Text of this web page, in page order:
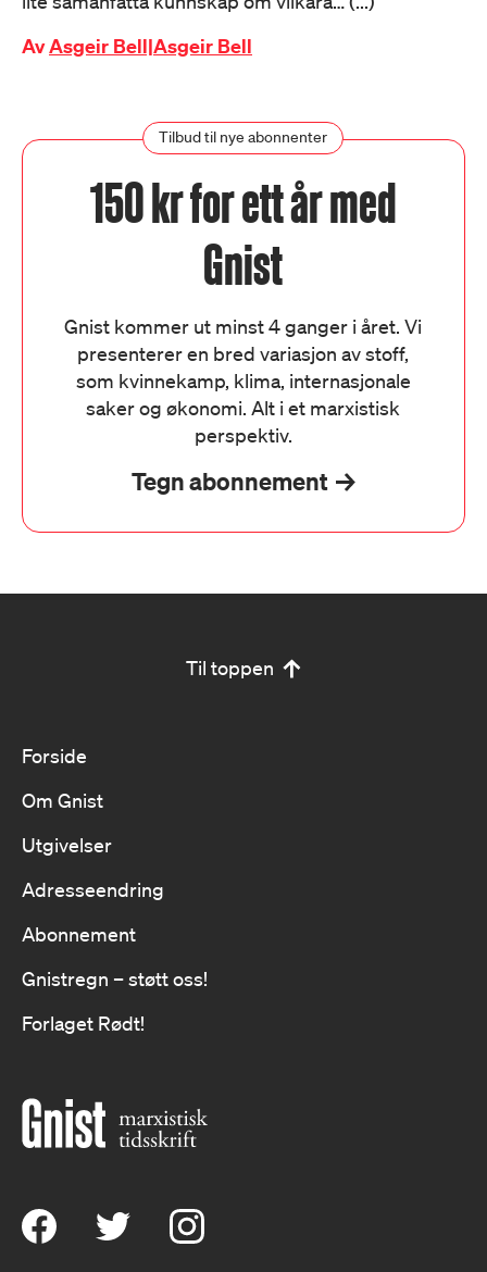
AvAsgeir Bell|Asgeir Bell
Tilbud til nye abonnenter
150 kr for ett år med
Gnist
Gnist kommer ut minst 4 ganger i året. Vi
presenterer en bred variasjon av stoff,
som kvinnekamp, klima, internasjonale
saker og økonomi. Alt i et marxistisk
perspektiv.
Tegn abonnement
Til toppen
Forside
Om Gnist
Utgivelser
Adresseendring
Abonnement
Gnistregn – støtt oss!
Forlaget Rødt!